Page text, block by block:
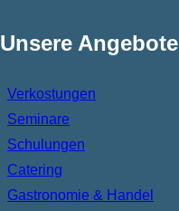
Unsere Angebote
Verkostungen
Seminare
Schulungen
Catering
Gastronomie & Handel